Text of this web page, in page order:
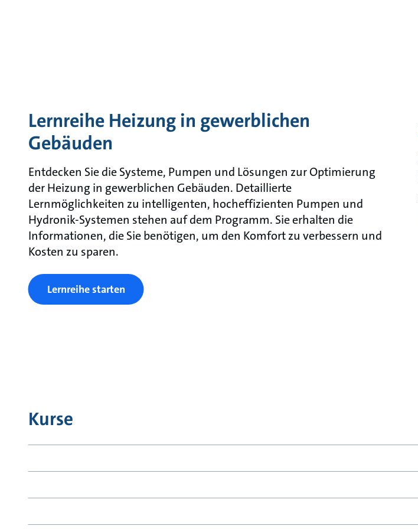
Lernreihe Heizung in gewerblichen
Gebäuden
Entdecken Sie die Systeme, Pumpen und Lösungen zur Optimierung
der Heizung in gewerblichen Gebäuden. Detaillierte
Lernmöglichkeiten zu intelligenten, hocheffizienten Pumpen und
Hydronik-Systemen stehen auf dem Programm. Sie erhalten die
Informationen, die Sie benötigen, um den Komfort zu verbessern und
Kosten zu sparen.
Lernreihe starten
Kurse